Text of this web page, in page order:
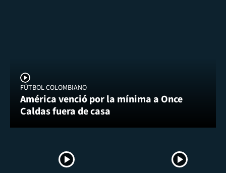
FÚTBOL COLOMBIANO
América venció por la mínima a Once
Caldas fuera de casa